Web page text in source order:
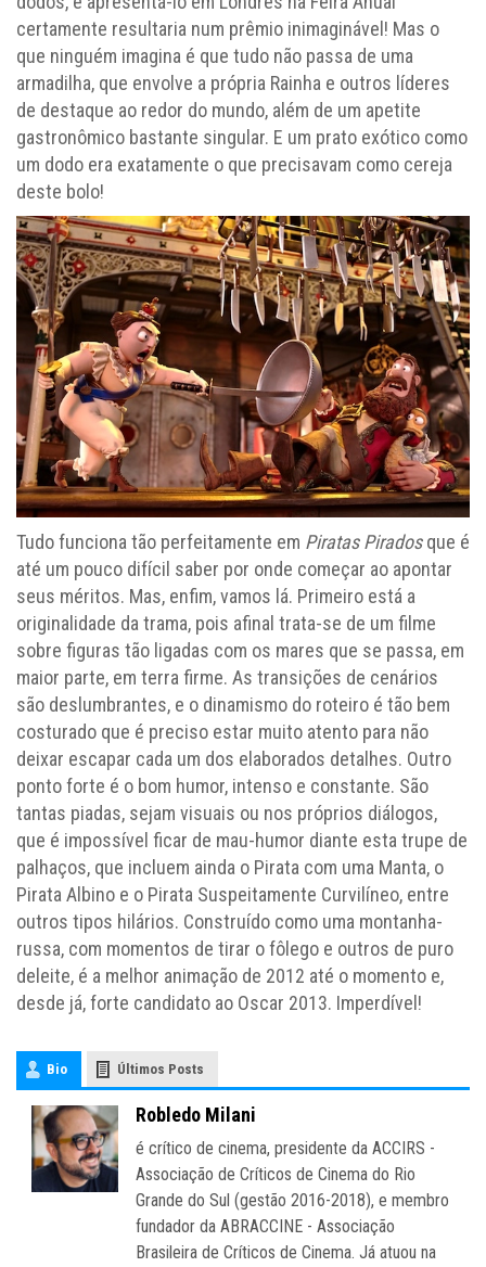
certamente resultaria num prêmio inimaginável! Mas o
que ninguém imagina é que tudo não passa de uma
armadilha, que envolve a própria Rainha e outros líderes
de destaque ao redor do mundo, além de um apetite
gastronômico bastante singular. E um prato exótico como
um dodo era exatamente o que precisavam como cereja
deste bolo!
Tudo funciona tão perfeitamente em Piratas Piradosque é
até um pouco difícil saber por onde começar ao apontar
seus méritos. Mas, enfim, vamos lá. Primeiro está a
originalidade da trama, pois afinal trata-se de um filme
sobre figuras tão ligadas com os mares que se passa, em
maior parte, em terra firme. As transições de cenários
são deslumbrantes, e o dinamismo do roteiro é tão bem
costurado que é preciso estar muito atento para não
deixar escapar cada um dos elaborados detalhes. Outro
ponto forte é o bom humor, intenso e constante. São
tantas piadas, sejam visuais ou nos próprios diálogos,
que é impossível ficar de mau-humor diante esta trupe de
palhaços, que incluem ainda o Pirata com uma Manta, o
Pirata Albino e o Pirata Suspeitamente Curvilíneo, entre
outros tipos hilários. Construído como uma montanha-
russa, com momentos de tirar o fôlego e outros de puro
deleite, é a melhor animação de 2012 até o momento e,
desde já, forte candidato ao Oscar 2013. Imperdível!
Bio Últimos Posts
Robledo Milani
é crítico de cinema, presidente da ACCIRS -
Associação de Críticos de Cinema do Rio
Grande do Sul (gestão 2016-2018), e membro
fundador da ABRACCINE - Associação
Brasileira de Críticos de Cinema. Já atuou na